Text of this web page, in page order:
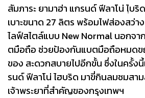
สัมภาระ ยามาฮ่า แกรนด์ ฟีลาโน่ ไฺบ
เบาะขนาด 27 ลิตร พร้อมไฟส่องสว่า
ไลฟ์สไตล์แบบ New Normal นอกจา
ตมือถือ ช่วยป้องกันแบตมือถือหมดข
ของ สะดวกสบายไปอีกขั้น ซึ่งในครั้งนี้
รนด์ ฟีลาโน่ ไฮบริด มาขี่กินลมชมสา
เจ้าพระยาที่สำคัญของกรุงเทพฯ